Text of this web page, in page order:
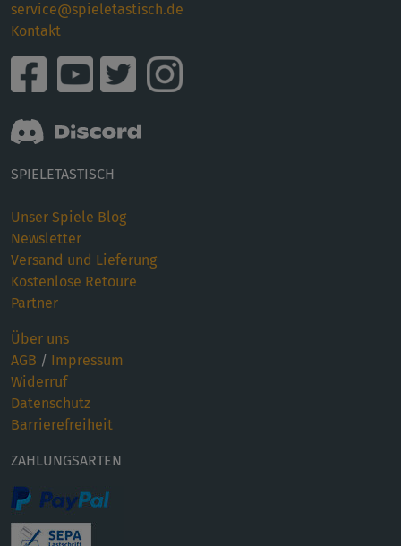
service@spieletastisch.de
Kontakt
SPIELETASTISCH
Unser Spiele Blog
Newsletter
Versand und Lieferung
Kostenlose Retoure
Partner
Über uns
AGB / Impressum
Widerruf
Datenschutz
Barrierefreiheit
ZAHLUNGSARTEN